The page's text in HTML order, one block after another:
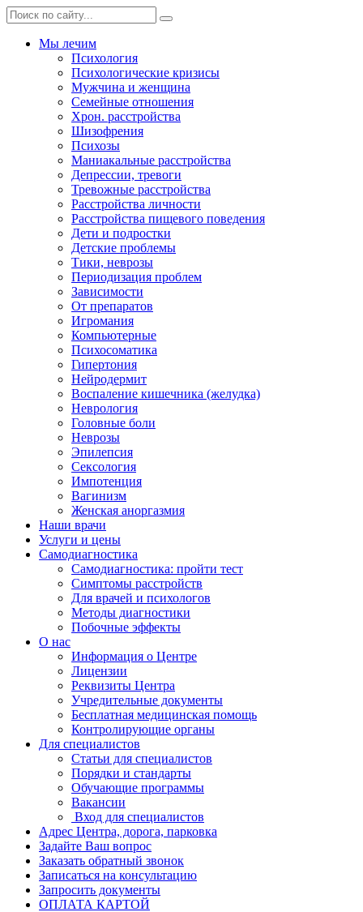
Мы лечим
Психология
Психологические кризисы
Мужчина и женщина
Семейные отношения
Хрон. расстройства
Шизофрения
Психозы
Маниакальные расстройства
Депрессии, тревоги
Тревожные расстройства
Расстройства личности
Расстройства пищевого поведения
Дети и подростки
Детские проблемы
Тики, неврозы
Периодизация проблем
Зависимости
От препаратов
Игромания
Компьютерные
Психосоматика
Гипертония
Нейродермит
Воспаление кишечника (желудка)
Неврология
Головные боли
Неврозы
Эпилепсия
Сексология
Импотенция
Вагинизм
Женская аноргазмия
Наши врачи
Услуги и цены
Самодиагностика
Самодиагностика: пройти тест
Симптомы расстройств
Для врачей и психологов
Методы диагностики
Побочные эффекты
О нас
Информация о Центре
Лицензии
Реквизиты Центра
Учредительные документы
Бесплатная медицинская помощь
Контролирующие органы
Для специалистов
Статьи для специалистов
Порядки и стандарты
Обучающие программы
Вакансии
Вход для специалистов
Адрес Центра, дорога, парковка
Задайте Ваш вопрос
Заказать обратный звонок
Записаться на консультацию
Запросить документы
ОПЛАТА КАРТОЙ